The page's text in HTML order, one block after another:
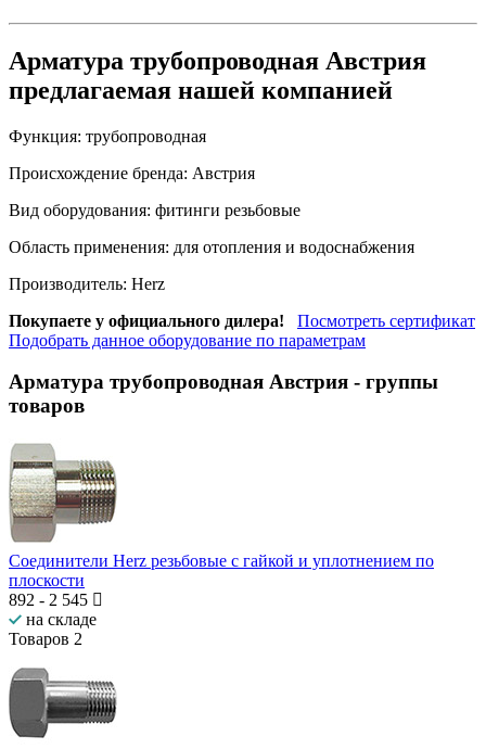
Арматура трубопроводная Австрия
предлагаемая нашей компанией
Функция: трубопроводная
Происхождение бренда: Австрия
Вид оборудования: фитинги резьбовые
Область применения: для отопления и водоснабжения
Производитель: Herz
Покупаете у официального дилера!
Посмотреть сертификат
Подобрать данное оборудование по параметрам
Арматура трубопроводная Австрия - группы
товаров
Соединители Herz резьбовые с гайкой и уплотнением по
плоскости
892 - 2 545
на складе
Товаров 2